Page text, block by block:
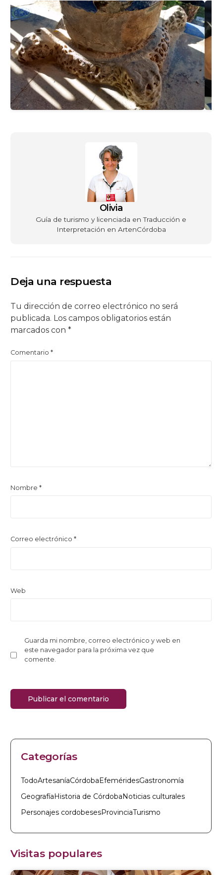
Olivia
Guía de turismo y licenciada en Traducción e
Interpretación en ArtenCórdoba
Deja una respuesta
Tu dirección de correo electrónico no será
publicada. Los campos obligatorios están
marcados con*
Comentario*
Nombre*
Correo electrónico*
Web
Guarda mi nombre, correo electrónico y web en
este navegador para la próxima vez que
comente.
Categorías
TodoArtesaníaCórdobaEfeméridesGastronomía
GeografíaHistoria de CórdobaNoticias culturales
Personajes cordobesesProvinciaTurismo
Visitas populares